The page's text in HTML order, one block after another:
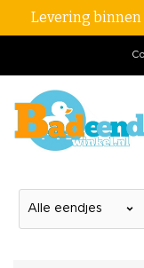
Levering binnen